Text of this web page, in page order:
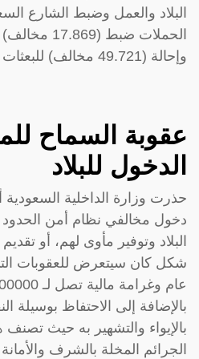
البلاد والعمل وضبط الشارع
وإحالة (49.721 مخالف) للبعثات الدبلوماسية الخاصة بهم.
عقوبة السماح
الدخول للبلاد
حذرت وزارة الداخلية
دخول مخالفي نظام أمن الحدود
البلاد وتوفير مأوى لهم، أو
بالإضافة إلى الاحتفاظ بوسيلة
بالإيواء والتشهير به حيث تصنف
الجرائم المخلة بالشرف